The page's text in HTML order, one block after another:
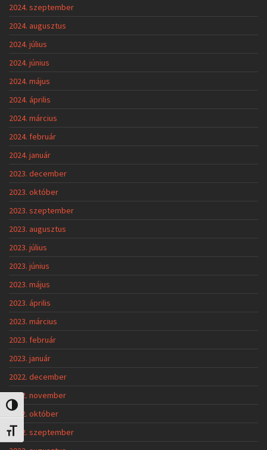
Nagy kontraszt váltása
Betűméret váltása
2024. szeptember
2024. augusztus
2024. július
2024. június
2024. május
2024. április
2024. március
2024. február
2024. január
2023. december
2023. október
2023. szeptember
2023. augusztus
2023. július
2023. június
2023. május
2023. április
2023. március
2023. február
2023. január
2022. december
2022. november
2022. október
2022. szeptember